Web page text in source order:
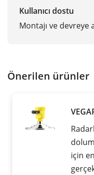
Kullanıcı dostu
Montajı ve devreye
Önerilen ürünler
için